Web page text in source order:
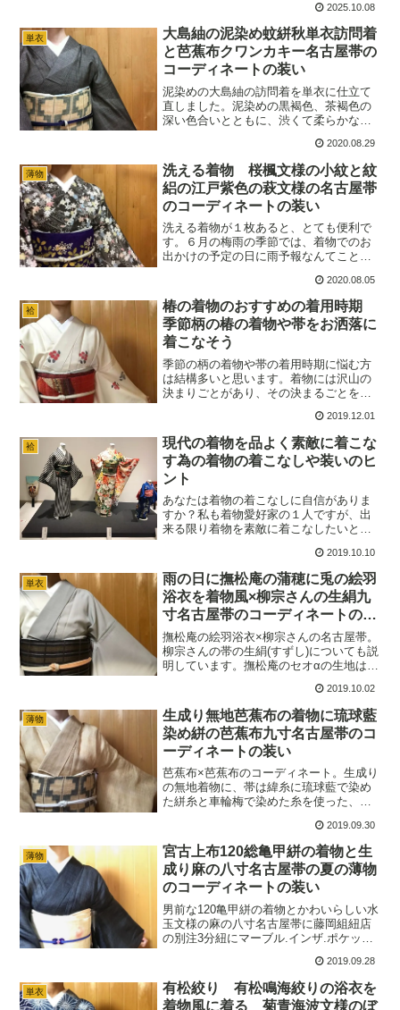
果的に取り入れることで、着物姿に個性
をプラスし、より華やかで洗練された印
象になります。
2025.10.08
単衣
大島紬の泥染め蚊絣秋単衣訪問着
と芭蕉布クワンカキー名古屋帯の
コーディネートの装い
泥染めの大島紬の訪問着を単衣に仕立て
直しました。泥染めの黒褐色、茶褐色の
深い色合いとともに、渋くて柔らかな光
大島紬は着心地もよ、着ていてとても楽
です。クワンカキー柄の芭蕉布を合わせ
て、帯締めや帯揚げの色数を押さえたシ
ックなコーディネートです。
2020.08.29
薄物
洗える着物 桜楓文様の小紋と紋
絽の江戸紫色の萩文様の名古屋帯
のコーディネートの装い
洗える着物が１枚あると、とても便利で
す。６月の梅雨の季節では、着物でのお
出かけの予定の日に雨予報なんてことが
てこともよくあります。「雨の日は着物
を着るのをやめる」ではなく、「雨の日
は濡れても大丈夫な洗える着物を着る」
ことで、濡れる心配をせずに着物のお出
掛けを楽しむことが出来ます。
2020.08.05
袷
椿の着物のおすすめの着用時期
季節柄の椿の着物や帯をお洒落に
着こなそう
季節の柄の着物や帯の着用時期に悩む方
は結構多いと思います。着物には沢山の
決まりごとがあり、その決まるごとをき
ちですが、着なれている方ほど自分が楽
しめる方法で季節柄の着物を取り入れて
います。基本的な椿の開花期間や着用時
期を知ることで、ルールに縛られること
なく着物を楽しむことが出来ます。
2019.12.01
袷
現代の着物を品よく素敵に着こな
す為の着物の着こなしや装いのヒ
ント
あなたは着物の着こなしに自信がありま
すか？私も着物愛好家の１人ですが、出
来る限り着物を素敵に着こなしたいと思
の大久保信子さんのトークショーに学
ぶ、着物の装いや着こなしについてまと
めました。着物の着こなしや装いは何時
の時代も共通することが多く、とても参
考になりました。
2019.10.10
単衣
雨の日に撫松庵の蒲穂に兎の絵羽
浴衣を着物風×柳宗さんの生絹九
寸名古屋帯のコーディネートの装
い
撫松庵の絵羽浴衣×柳宗さんの名古屋帯。
柳宗さんの帯の生絹(すずし)についても説
明しています。撫松庵のセオαの生地はサ
物を着てお洒落をしたい時には大活躍で
す。シックな装いに洗朱の帯締めを合わ
せてみました。
2019.10.02
薄物
生成り無地芭蕉布の着物に琉球藍
染め絣の芭蕉布九寸名古屋帯のコ
ーディネートの装い
芭蕉布×芭蕉布のコーディネート。生成り
の無地着物に、帯は緯糸に琉球藍で染め
た絣糸と車輪梅で染めた糸を使った、緯
組の帯締めと生成り絽の帯揚げを合わせ
ました。
2019.09.30
薄物
宮古上布120総亀甲絣の着物と生
成り麻の八寸名古屋帯の夏の薄物
のコーディネートの装い
男前な120亀甲絣の着物とかわいらしい水
玉文様の麻の八寸名古屋帯に藤岡組紐店
の別注3分紐にマーブル.インザ.ポケット
た。ビビッドブルーの帯締めがインパク
トのある、青系でまとめ涼しさを求めた
組み合わせです。
2019.09.28
単衣
有松絞り 有松鳴海絞りの浴衣を
着物風に着る 菊青海波文様のぼ